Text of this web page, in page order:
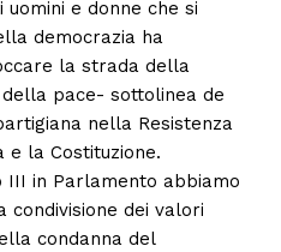
e donne che si
democrazia ha
la strada della
pace- sottolinea de
nella Resistenza
e la Costituzione.
III in Parlamento abbiamo
dei valori
condanna del